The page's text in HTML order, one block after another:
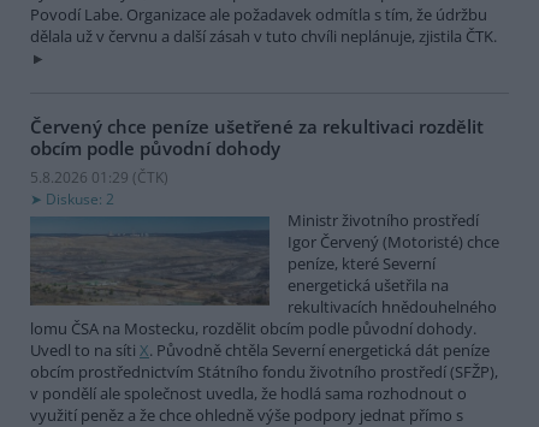
Povodí Labe. Organizace ale požadavek odmítla s tím, že údržbu
dělala už v červnu a další zásah v tuto chvíli neplánuje, zjistila ČTK.
Červený chce peníze ušetřené za rekultivaci rozdělit
obcím podle původní dohody
5.8.2026 01:29 (ČTK)
Diskuse: 2
Ministr životního prostředí
Igor Červený (Motoristé) chce
peníze, které Severní
energetická ušetřila na
rekultivacích hnědouhelného
lomu ČSA na Mostecku, rozdělit obcím podle původní dohody.
Uvedl to na síti X. Původně chtěla Severní energetická dát peníze
obcím prostřednictvím Státního fondu životního prostředí (SFŽP),
v pondělí ale společnost uvedla, že hodlá sama rozhodnout o
využití peněz a že chce ohledně výše podpory jednat přímo s